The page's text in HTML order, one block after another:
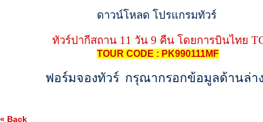
ดาวน์โหลด โปรแกรมทัวร์
ทัวร์ปากีสถาน 11 วัน 9 คืน โดยการบินไทย
TOUR CODE : PK990111MF
ฟอร์มจองทัวร์ กรุณากรอกข้อมูลด้านล่า
« Back